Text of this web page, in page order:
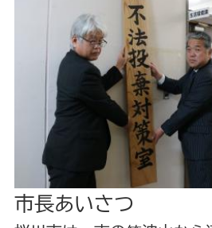
市長あいさつ